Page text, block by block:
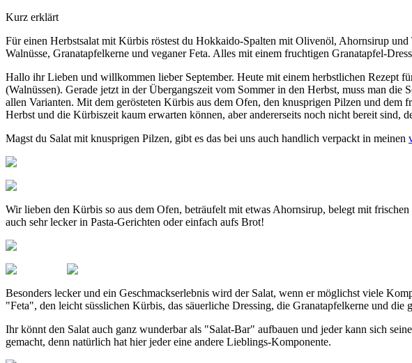
Kurz erklärt
Für einen Herbstsalat mit Kürbis röstest du Hokkaido-Spalten mit Olivenöl, Ahornsirup
Walnüsse, Granatapfelkerne und veganer Feta. Alles mit einem fruchtigen Granatapfel-
Hallo ihr Lieben und willkommen lieber September. Heute mit einem herbstlichen Rezept
(Walnüssen). Gerade jetzt in der Übergangszeit vom Sommer in den Herbst, muss man
allen Varianten. Mit dem gerösteten Kürbis aus dem Ofen, den knusprigen Pilzen und
Herbst und die Kürbiszeit kaum erwarten können, aber andererseits noch nicht bereit sind,
Magst du Salat mit knusprigen Pilzen, gibt es das bei uns auch handlich verpackt in meinen
Wir lieben den Kürbis so aus dem Ofen, beträufelt mit etwas Ahornsirup, belegt mit
auch sehr lecker in Pasta-Gerichten oder einfach aufs Brot!
Besonders lecker und ein Geschmackserlebnis wird der Salat, wenn er möglichst viele
"Feta", den leicht süsslichen Kürbis, das säuerliche Dressing, die Granatapfelkerne und
Ihr könnt den Salat auch ganz wunderbar als "Salat-Bar" aufbauen und jeder kann sich
gemacht, denn natürlich hat hier jeder eine andere Lieblings-Komponente.